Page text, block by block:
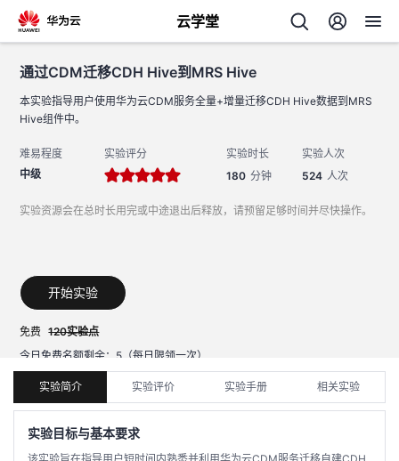
云学堂
返回
AI
题
习
学
通过CDM迁移CDH Hive到MRS Hive
本实验指导用户使用华为云CDM服务全量+增量迁移CDH Hive数据到MRS
Hive组件中。
开始实验
免费
120实验点
今日免费名额剩余： 5 （每日限领一次）
提示：移动端不支持实验操作，请前往电脑端开始实验。
实验资源会在总时长用完或中途退出后释放，请预留足够时间并尽快操作。
难易程度
中级
实验评分
实验时长
180 分钟
实验人次
524 人次
实验简介 实验评价 实验手册 相关实验
实验目标与基本要求
通过CDM迁移CDH Hive到MRS Hive